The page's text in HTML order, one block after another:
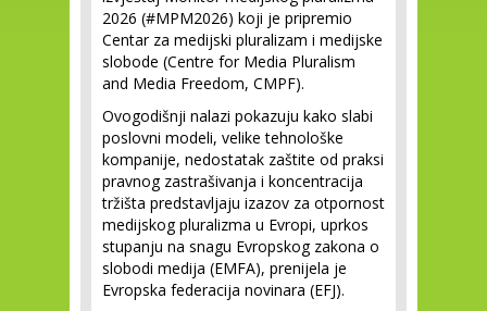
2026 (#MPM2026) koji je pripremio
Centar za medijski pluralizam i medijske
slobode (Centre for Media Pluralism
and Media Freedom, CMPF).
Ovogodišnji nalazi pokazuju kako slabi
poslovni modeli, velike tehnološke
kompanije, nedostatak zaštite od praksi
pravnog zastrašivanja i koncentracija
tržišta predstavljaju izazov za otpornost
medijskog pluralizma u Evropi, uprkos
stupanju na snagu Evropskog zakona o
slobodi medija (EMFA), prenijela je
Evropska federacija novinara (EFJ).